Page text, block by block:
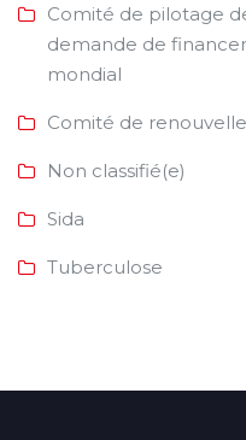
Comité de pilotage
demande de
mondial
Comité de
Non classifié(e)
Sida
Tuberculose